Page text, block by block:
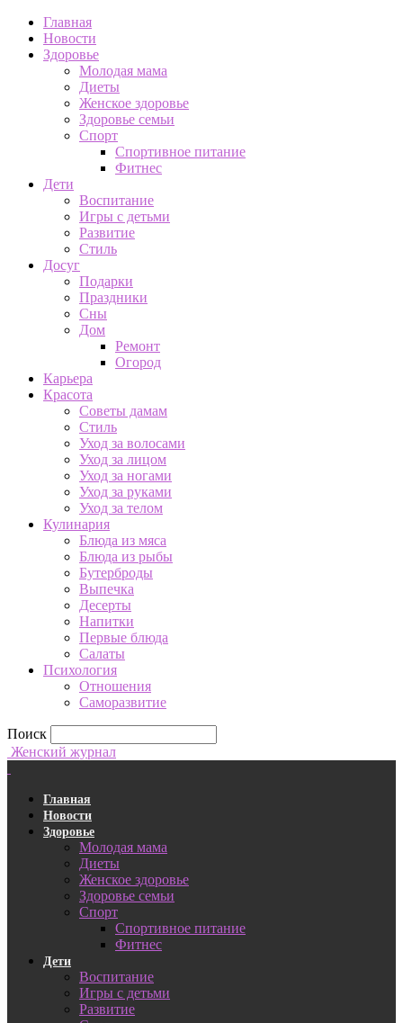
Главная
Новости
Здоровье
Молодая мама
Диеты
Женское здоровье
Здоровье семьи
Спорт
Спортивное питание
Фитнес
Дети
Воспитание
Игры с детьми
Развитие
Стиль
Досуг
Подарки
Праздники
Сны
Дом
Ремонт
Огород
Карьера
Красота
Советы дамам
Стиль
Уход за волосами
Уход за лицом
Уход за ногами
Уход за руками
Уход за телом
Кулинария
Блюда из мяса
Блюда из рыбы
Бутерброды
Выпечка
Десерты
Напитки
Первые блюда
Салаты
Психология
Отношения
Саморазвитие
Поиск
Женский журнал
Главная
Новости
Здоровье
Молодая мама
Диеты
Женское здоровье
Здоровье семьи
Спорт
Спортивное питание
Фитнес
Дети
Воспитание
Игры с детьми
Развитие